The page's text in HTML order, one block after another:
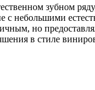
зубном
небольшими
но
в стиле